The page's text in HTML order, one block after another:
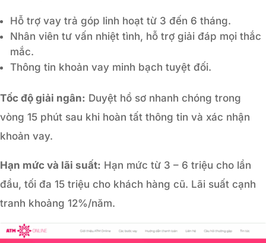
Hỗ trợ vay trả góp linh hoạt từ 3 đến 6 tháng.
Nhân viên tư vấn nhiệt tình, hỗ trợ giải đáp mọi thắc
mắc.
Thông tin khoản vay minh bạch tuyệt đối.
Tốc độ giải ngân: Duyệt hồ sơ nhanh chóng trong
vòng 15 phút sau khi hoàn tất thông tin và xác nhận
khoản vay.
Hạn mức và lãi suất: Hạn mức từ 3 – 6 triệu cho lần
đầu, tối đa 15 triệu cho khách hàng cũ. Lãi suất cạnh
tranh khoảng 12%/năm.